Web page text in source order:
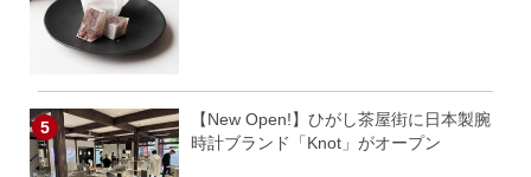
【New Open!】ひがし茶屋街に日本製腕
時計ブランド「Knot」がオープン